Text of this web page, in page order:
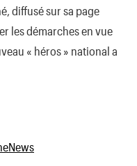
diffusé sur sa page
les démarches en vue
« héros » national a